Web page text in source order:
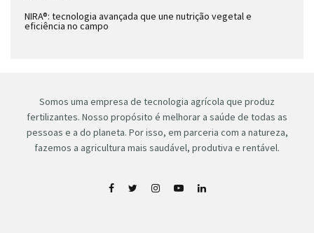
NIRA®: tecnologia avançada que une nutrição vegetal e
eficiência no campo
Somos uma empresa de tecnologia agrícola que produz
fertilizantes. Nosso propósito é melhorar a saúde de todas as
pessoas e a do planeta. Por isso, em parceria com a natureza,
fazemos a agricultura mais saudável, produtiva e rentável.